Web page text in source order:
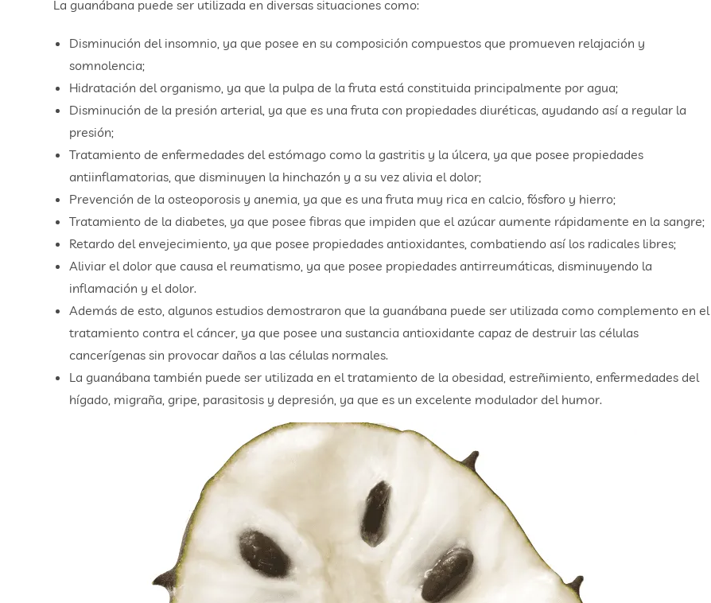
La guanábana puede ser utilizada en diversas situaciones como:
Disminución del insomnio, ya que posee en su composición compuestos que promueven relajación y
somnolencia;
Hidratación del organismo, ya que la pulpa de la fruta está constituida principalmente por agua;
Disminución de la presión arterial, ya que es una fruta con propiedades diuréticas, ayudando así a regular la
presión;
Tratamiento de enfermedades del estómago como la gastritis y la úlcera, ya que posee propiedades
antiinflamatorias, que disminuyen la hinchazón y a su vez alivia el dolor;
Prevención de la osteoporosis y anemia, ya que es una fruta muy rica en calcio, fósforo y hierro;
Tratamiento de la diabetes, ya que posee fibras que impiden que el azúcar aumente rápidamente en la sangre;
Retardo del envejecimiento, ya que posee propiedades antioxidantes, combatiendo así los radicales libres;
Aliviar el dolor que causa el reumatismo, ya que posee propiedades antirreumáticas, disminuyendo la
inflamación y el dolor.
Además de esto, algunos estudios demostraron que la guanábana puede ser utilizada como complemento en el
tratamiento contra el cáncer, ya que posee una sustancia antioxidante capaz de destruir las células
cancerígenas sin provocar daños a las células normales.
La guanábana también puede ser utilizada en el tratamiento de la obesidad, estreñimiento, enfermedades del
hígado, migraña, gripe, parasitosis y depresión, ya que es un excelente modulador del humor.